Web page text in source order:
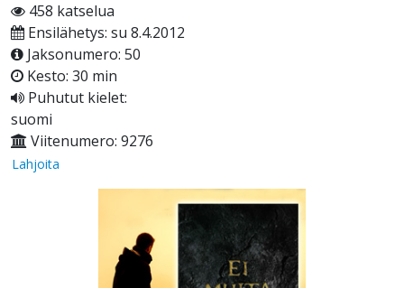
458 katselua
Ensilähetys: su 8.4.2012
Jaksonumero: 50
Kesto: 30 min
Puhutut kielet:
suomi
Viitenumero: 9276
Lahjoita